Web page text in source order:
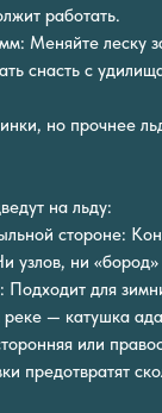
работать.
Меняйте леску
снасть с
но прочнее
на льду:
стороне:
узлов, ни
Подходит для
реке — катушка
или
предотвратят